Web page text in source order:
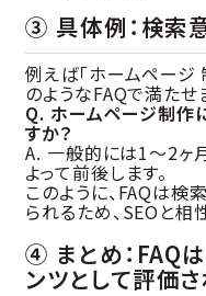
③ 具体例：検索
例えば「ホームページ
のようなFAQで満たせ
Q. ホームページ制作
すか？
A. 一般的には1〜2ヶ
よって前後します。
このように、FAQは検
られるため、SEOと相
④ まとめ：FAQ
ンツとして評価